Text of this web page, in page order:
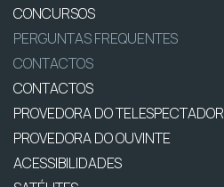
CONCURSOS
PERGUNTAS FREQUENTES
CONTACTOS
CONTACTOS
PROVEDORA DO TELESPECTADOR
PROVEDORA DO OUVINTE
ACESSIBILIDADES